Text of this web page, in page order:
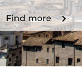
Find more